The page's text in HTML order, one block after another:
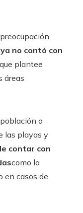
no contó con
plantee
áreas
a
las playas y
contar con
como la
en casos de